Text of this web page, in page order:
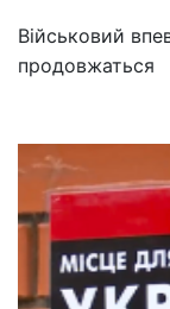
Військовий
продовжаться